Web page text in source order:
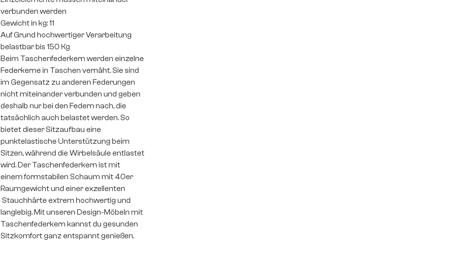
verbunden werden
Gewicht in kg: 11
Auf Grund hochwertiger Verarbeitung
belastbar bis 150 Kg
Beim Taschenfederkern werden einzelne
Federkerne in Taschen vernäht. Sie sind
im Gegensatz zu anderen Federungen
nicht miteinander verbunden und geben
deshalb nur bei den Federn nach, die
tatsächlich auch belastet werden. So
bietet dieser Sitzaufbau eine
punktelastische Unterstützung beim
Sitzen, während die Wirbelsäule entlastet
wird. Der Taschenfederkern ist mit
einem formstabilen Schaum mit 40er
Raumgewicht und einer exzellenten
Stauchhärte extrem hochwertig und
langlebig. Mit unseren Design-Möbeln mit
Taschenfederkern kannst du gesunden
Sitzkomfort ganz entspannt genießen.